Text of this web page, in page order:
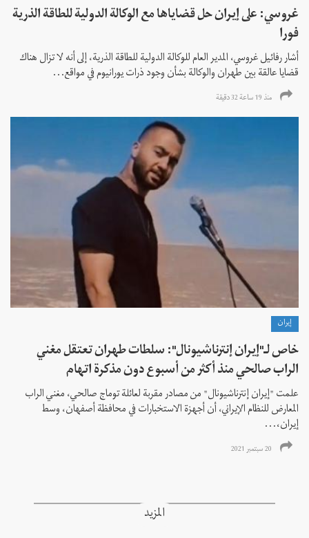
غروسي: على إيران حل قضاياها مع الوكالة الدولية للطاقة الذرية
فورا
أشار رفائيل غروسي، المدير العام للوكالة الدولية للطاقة الذرية، إلى أنه لا تزال هناك
قضايا عالقة بين طهران والوكالة بشأن وجود ذرات يورانيوم في مواقع...
منذ 19 ساعة 32 دقیقة
إيران
خاص لـ"إيران إنترناشيونال": سلطات طهران تعتقل مغني
الراب صالحي منذ أكثر من أسبوع دون مذكرة اتهام
علمت "إيران إنترناشيونال" من مصادر مقربة لعائلة توماج صالحي، مغني الراب
المعارض للنظام الإيراني، أن أجهزة الاستخبارات في محافظة أصفهان، وسط
إيران،...
20 سبتمبر 2021
المزيد